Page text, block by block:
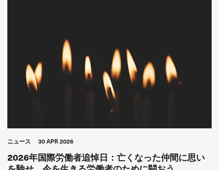
ニュース 30 APR 2026
2026年国際労働者追悼日：亡くなった仲間に思い